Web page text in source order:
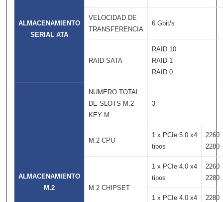
ALMACENAMIENTO
SERIAL ATA
VELOCIDAD DE
TRANSFERENCIA
6 Gbit/s
RAID SATA
RAID 10
RAID 1
RAID 0
ALMACENAMIENTO
M.2
NUMERO TOTAL
DE SLOTS M.2
KEY M
3
M.2 CPU
1 x PCIe 5.0 x4
tipos
2260
2280
M.2 CHIPSET
1 x PCIe 4.0 x4
tipos
2260
2280
1 x PCIe 4.0 x4
2280